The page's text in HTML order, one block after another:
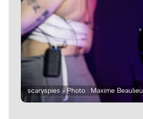
scaryspies - Photo : Maxime Beaulieu